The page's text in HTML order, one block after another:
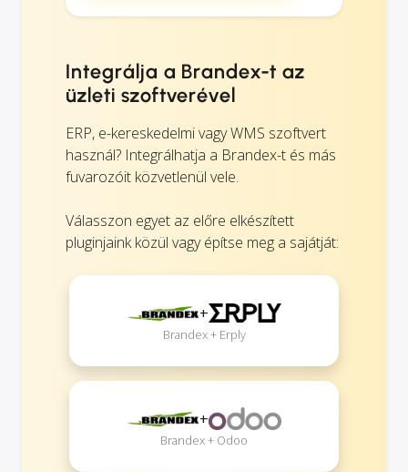
Integrálja a Brandex-t az
üzleti szoftverével
ERP, e-kereskedelmi vagy WMS szoftvert
használ? Integrálhatja a Brandex-t és más
fuvarozóit közvetlenül vele.
Válasszon egyet az előre elkészített
pluginjaink közül vagy építse meg a sajátját:
+
Brandex + Erply
+
Brandex + Odoo